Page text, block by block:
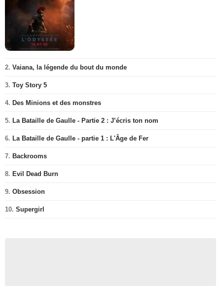
2. Vaiana, la légende du bout du monde
3. Toy Story 5
4. Des Minions et des monstres
5. La Bataille de Gaulle - Partie 2 : J’écris ton nom
6. La Bataille de Gaulle - partie 1 : L'Âge de Fer
7. Backrooms
8. Evil Dead Burn
9. Obsession
10. Supergirl